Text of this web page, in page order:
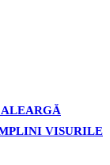
ALEARGĂ
VISURILE